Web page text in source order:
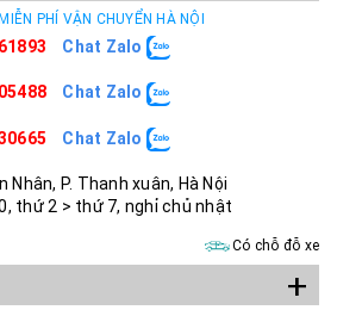
PHÍ VẬN CHUYỂN HÀ NỘI
Chat Zalo
Chat Zalo
Chat Zalo
Nhân, P. Thanh xuân, Hà Nội
thứ 2 > thứ 7, nghỉ chủ nhật
Có chỗ đỗ xe
+